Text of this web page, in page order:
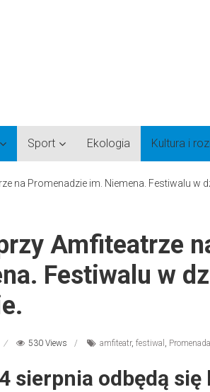
Sport Ekologia Kultura i
Amfiteatrze
Festiwalu w
530 Views amfiteatr, festiwal , Promenada
sierpnia odbędą